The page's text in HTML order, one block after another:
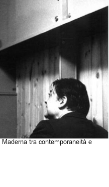
Maderna tra contemporaneità e